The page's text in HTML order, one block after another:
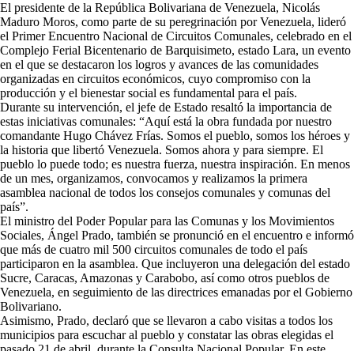
El presidente de la República Bolivariana de Venezuela, Nicolás
Maduro Moros, como parte de su peregrinación por Venezuela, lideró
el Primer Encuentro Nacional de Circuitos Comunales, celebrado en el
Complejo Ferial Bicentenario de Barquisimeto, estado Lara, un evento
en el que se destacaron los logros y avances de las comunidades
organizadas en circuitos económicos, cuyo compromiso con la
producción y el bienestar social es fundamental para el país.
Durante su intervención, el jefe de Estado resaltó la importancia de
estas iniciativas comunales: “Aquí está la obra fundada por nuestro
comandante Hugo Chávez Frías. Somos el pueblo, somos los héroes y
la historia que libertó Venezuela. Somos ahora y para siempre. El
pueblo lo puede todo; es nuestra fuerza, nuestra inspiración. En menos
de un mes, organizamos, convocamos y realizamos la primera
asamblea nacional de todos los consejos comunales y comunas del
país”.
El ministro del Poder Popular para las Comunas y los Movimientos
Sociales, Ángel Prado, también se pronunció en el encuentro e informó
que más de cuatro mil 500 circuitos comunales de todo el país
participaron en la asamblea. Que incluyeron una delegación del estado
Sucre, Caracas, Amazonas y Carabobo, así como otros pueblos de
Venezuela, en seguimiento de las directrices emanadas por el Gobierno
Bolivariano.
Asimismo, Prado, declaró que se llevaron a cabo visitas a todos los
municipios para escuchar al pueblo y constatar las obras elegidas el